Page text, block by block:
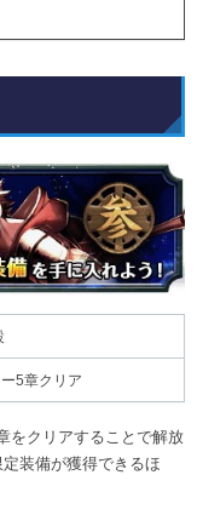
5章クリア
をクリアすることで解放
装備が獲得できるほ